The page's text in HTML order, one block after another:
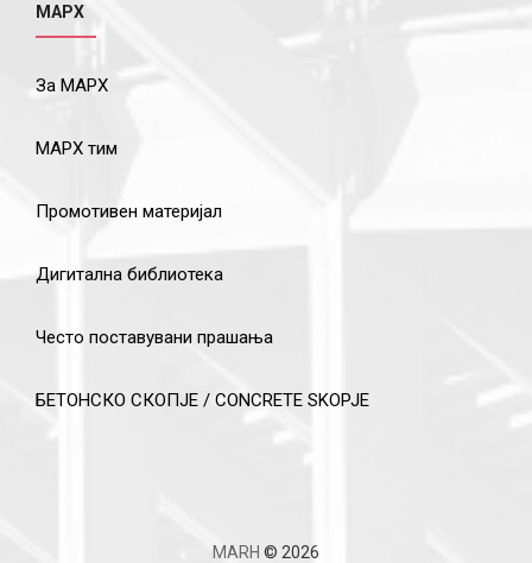
МАРХ
За МАРХ
МАРХ тим
Промотивен материјал
Дигитална библиотека
Често поставувани прашања
БЕТОНСКО СКОПЈЕ / CONCRETE SKOPJE
MARH © 2026